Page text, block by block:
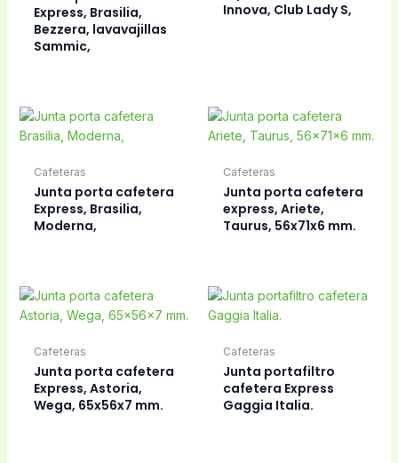
Express, Brasilia,
Bezzera, lavavajillas
Sammic,
Innova, Club Lady S,
Cafeteras
Junta porta cafetera
Express, Brasilia,
Moderna,
Cafeteras
Junta porta cafetera
express, Ariete,
Taurus, 56x71x6 mm.
Cafeteras
Junta porta cafetera
Express, Astoria,
Wega, 65x56x7 mm.
Cafeteras
Junta portafiltro
cafetera Express
Gaggia Italia.